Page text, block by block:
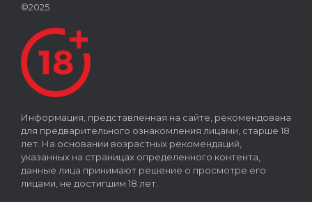
©2025
Информация, представленная на сайте, рекомендована
для предварительного ознакомления лицами, старше 18
лет. На основании возрастных рекомендаций,
указанных на страницах определенного контента,
данные лица принимают решение о просмотре его
лицами, не достигшим 18 лет.